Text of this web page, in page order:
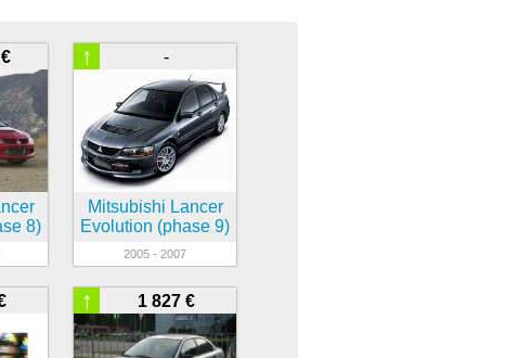
8)
-
↑
Mitsubishi Lancer
Evolution (phase 9)
2005 - 2007
1 827 €
↑